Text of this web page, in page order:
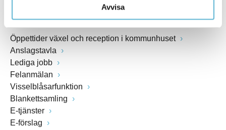
Avvisa
Öppettider växel och reception i kommunhuset
Anslagstavla
Lediga jobb
Felanmälan
Visselblåsarfunktion
Blankettsamling
E-tjänster
E-förslag